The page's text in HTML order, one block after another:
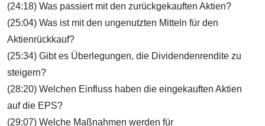
(24:18) Was passiert mit den zurückgekauften Aktien?
(25:04) Was ist mit den ungenutzten Mitteln für den
Aktienrückkauf?
(25:34) Gibt es Überlegungen, die Dividendenrendite zu
steigern?
(28:20) Welchen Einfluss haben die eingekauften Aktien
auf die EPS?
(29:07) Welche Maßnahmen werden für